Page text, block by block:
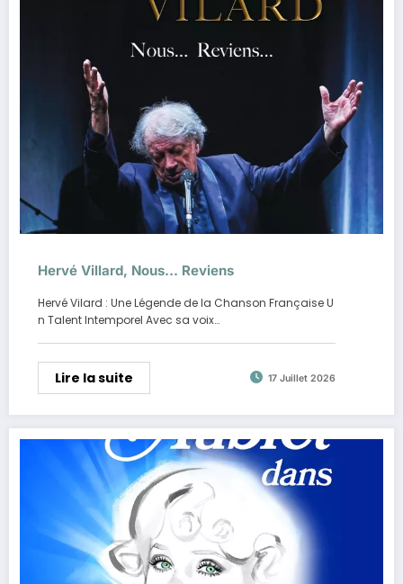
Hervé Villard, Nous… Reviens
Hervé Vilard : Une Légende de la Chanson Française U
n Talent Intemporel Avec sa voix…
Lire la suite 17 Juillet 2026